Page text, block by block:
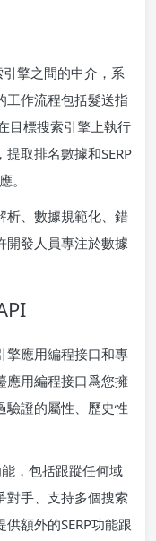
擎之間的中介，系
工作流程包括髮送指
目標搜索引擎上執行
取排名數據和SERP
。
析、數據規範化、錯
開發人員專注於數據
擎應用編程接口和專
應用編程接口爲您擁
驗證的屬性、歷史性
，包括跟蹤任何域
對手、支持多個搜索
額外的SERP功能跟